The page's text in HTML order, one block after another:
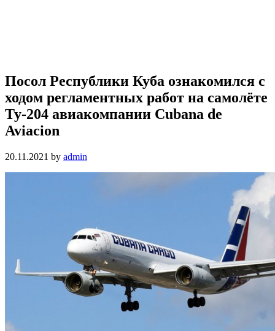
Посол Республики Куба ознакомился с
ходом регламентных работ на самолёте
Ту-204 авиакомпании Cubana de
Aviacion
20.11.2021 by admin